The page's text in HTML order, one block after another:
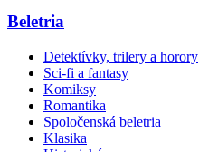
Beletria
Detektívky, trilery a horory
Sci-fi a fantasy
Komiksy
Romantika
Spoločenská beletria
Klasika